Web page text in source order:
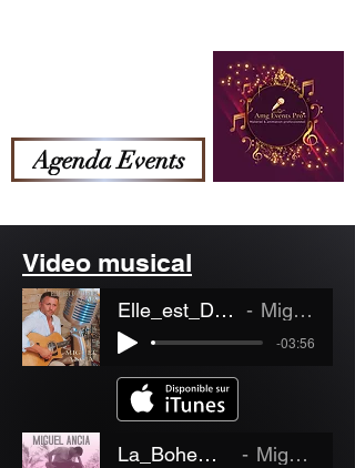
Agenda Events
Video musical
Elle_est_Dailleurs_Mika Miguel Ancia
-03:56
La_Bohemia_Masters Miguel Ancia